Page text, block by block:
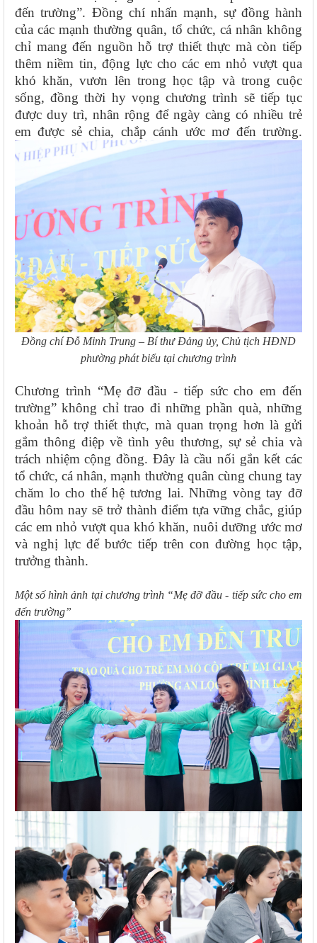
đến trường”. Đồng chí nhấn mạnh, sự đồng hành
của các mạnh thường quân, tổ chức, cá nhân không
chỉ mang đến nguồn hỗ trợ thiết thực mà còn tiếp
thêm niềm tin, động lực cho các em nhỏ vượt qua
khó khăn, vươn lên trong học tập và trong cuộc
sống, đồng thời hy vọng chương trình sẽ tiếp tục
được duy trì, nhân rộng để ngày càng có nhiều trẻ
em được sẻ chia, chắp cánh ước mơ đến trường.
Đồng chí Đỗ Minh Trung – Bí thư Đảng ủy, Chủ tịch HĐND
phường phát biểu tại chương trình
Chương trình “Mẹ đỡ đầu - tiếp sức cho em đến
trường” không chỉ trao đi những phần quà, những
khoản hỗ trợ thiết thực, mà quan trọng hơn là gửi
gắm thông điệp về tình yêu thương, sự sẻ chia và
trách nhiệm cộng đồng. Đây là cầu nối gắn kết các
tổ chức, cá nhân, mạnh thường quân cùng chung tay
chăm lo cho thế hệ tương lai. Những vòng tay đỡ
đầu hôm nay sẽ trở thành điểm tựa vững chắc, giúp
các em nhỏ vượt qua khó khăn, nuôi dưỡng ước mơ
và nghị lực để bước tiếp trên con đường học tập,
trưởng thành.
Một số hình ảnh tại chương trình “Mẹ đỡ đầu - tiếp sức cho em
đến trường”